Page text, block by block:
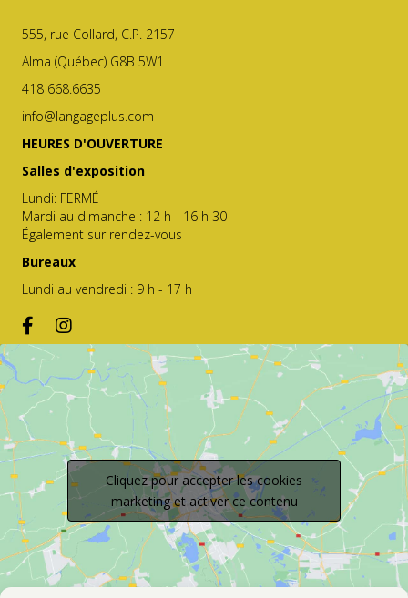
555, rue Collard, C.P. 2157
Alma (Québec) G8B 5W1
418 668.6635
info@langageplus.com
HEURES D'OUVERTURE
Salles d'exposition
Lundi: FERMÉ
Mardi au dimanche : 12 h - 16 h 30
Également sur rendez-vous
Bureaux
Lundi au vendredi : 9 h - 17 h
Cliquez pour accepter les cookies
marketing et activer ce contenu